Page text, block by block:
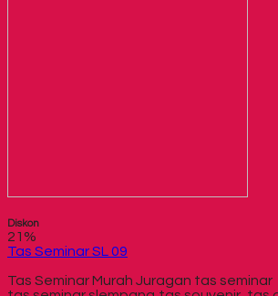
Diskon
21%
Tas Seminar SL 09
Tas Seminar Murah Juragan tas